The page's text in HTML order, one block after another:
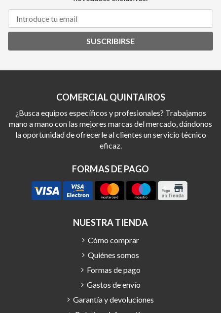
SUSCRIBIRSE
COMERCIAL QUINTAIROS
¿Busca equipos específicos y profesionales? Trabajamos
mano a mano con las mejores marcas del mercado, dándonos
la oportunidad de ofrecerle al clientes un servicio técnico
eficaz.
FORMAS DE PAGO
NUESTRA TIENDA
Cómo comprar
Quiénes somos
Formas de pago
Gastos de envío
Garantía y devoluciones